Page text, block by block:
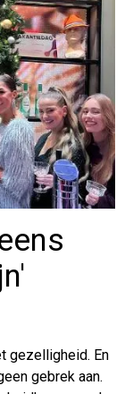
gezelligheid. En
gebrek aan.